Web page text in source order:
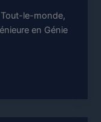
Tout-le-monde,
en Génie